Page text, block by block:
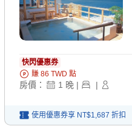
快閃優惠券
賺 86 TWD 點
房價： 1 晚 | |
使用優惠券享 NT$1,687 折扣